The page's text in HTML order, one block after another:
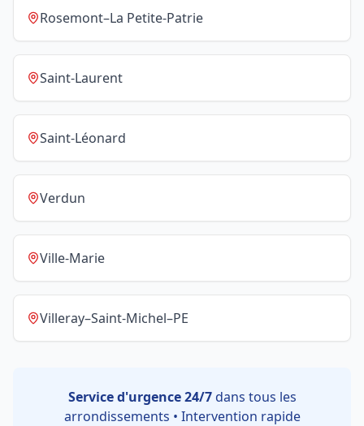
Rosemont–La Petite-Patrie
Saint-Laurent
Saint-Léonard
Verdun
Ville-Marie
Villeray–Saint-Michel–PE
Service d'urgence 24/7dans tous les
arrondissements • Intervention rapide